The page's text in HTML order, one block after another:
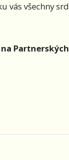
vás všechny